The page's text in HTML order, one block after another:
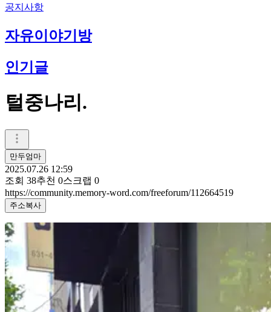
공지사항
자유이야기방
인기글
털중나리.
만두엄마
2025.07.26 12:59
조회 38추천 0스크랩 0
https://community.memory-word.com/freeforum/112664519
주소복사